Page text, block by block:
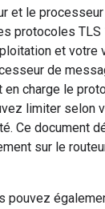
et le
protocoles TLS
et votre
de
charge le
limiter selon
Ce document
sur le
pouvez